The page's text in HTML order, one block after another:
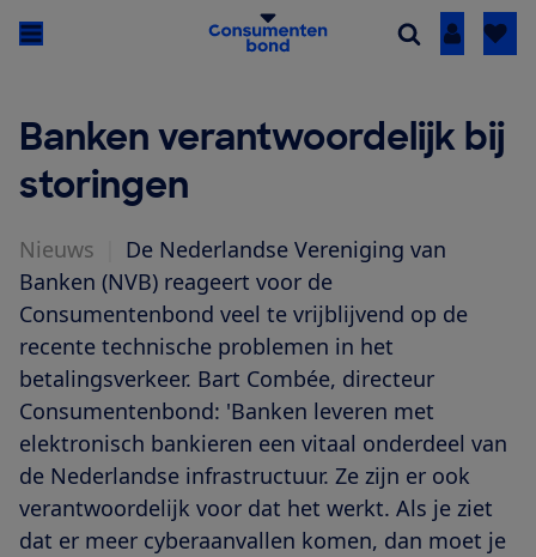
Inloggen
Banken verantwoordelijk bij
storingen
Nieuws
De Nederlandse Vereniging van
Banken (NVB) reageert voor de
Consumentenbond veel te vrijblijvend op de
recente technische problemen in het
betalingsverkeer. Bart Combée, directeur
Consumentenbond: 'Banken leveren met
elektronisch bankieren een vitaal onderdeel van
de Nederlandse infrastructuur. Ze zijn er ook
verantwoordelijk voor dat het werkt. Als je ziet
dat er meer cyberaanvallen komen, dan moet je